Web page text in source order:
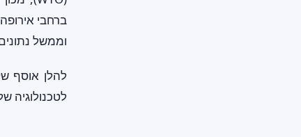
ברחבי
וממשל
לטכנולוגיה